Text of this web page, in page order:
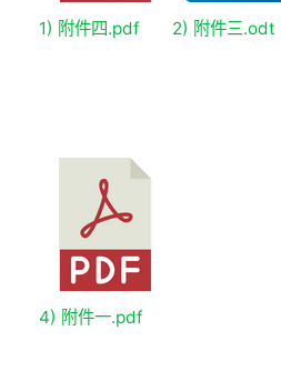
1) 附件四.pdf 2) 附件三.odt
4) 附件一.pdf